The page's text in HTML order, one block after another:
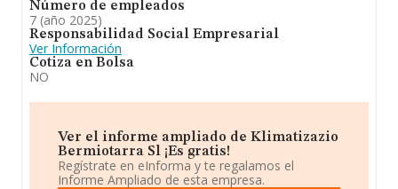
Número de empleados
7 (año 2025)
Responsabilidad Social Empresarial
Ver Información
Cotiza en Bolsa
NO
Ver el informe ampliado de Klimatizazio
Bermiotarra Sl ¡Es gratis!
Regístrate en eInforma y te regalamos el
Informe Ampliado de esta empresa.